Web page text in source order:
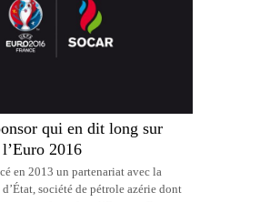
qui en dit long sur
2016
en 2013 un partenariat avec la
d’État, société de pétrole azérie dont